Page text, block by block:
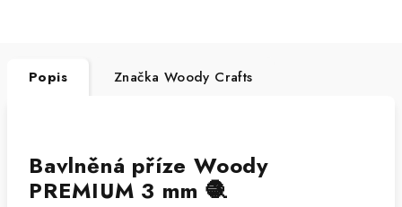
Popis Značka Woody Crafts
Bavlněná příze Woody
PREMIUM 3 mm 🧶